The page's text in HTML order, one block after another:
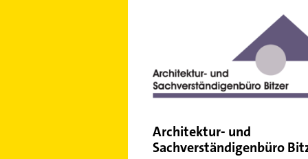
Schwanheim
Seckbach
Westend-Süd
Zeilsheim
Architektur- und
Sachverständigenbüro